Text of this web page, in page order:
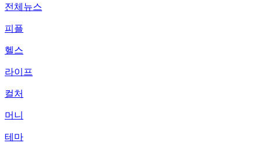
전체뉴스
피플
헬스
라이프
컬처
머니
테마